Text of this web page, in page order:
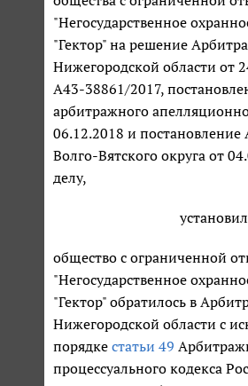
"Негосударственное
"Гектор" на решение
Нижегородской области от
А43-38861/2017,
арбитражного
06.12.2018 и постановление
Волго-Вятского округа от
делу,
общество с ограниченной
"Негосударственное
"Гектор" обратилось в
Нижегородской области с
порядке статьи 49
процессуального кодекса